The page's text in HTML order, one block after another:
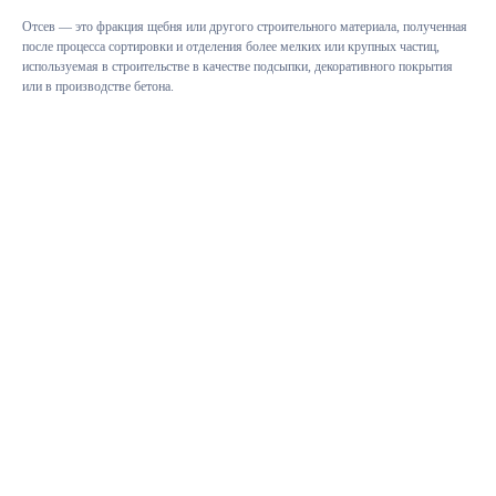
Отсев — это фракция щебня или другого строительного материала, полученная
после процесса сортировки и отделения более мелких или крупных частиц,
используемая в строительстве в качестве подсыпки, декоративного покрытия
или в производстве бетона.